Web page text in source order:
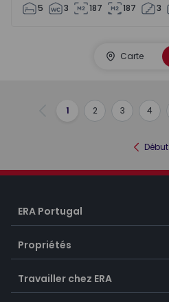
5 3 187 187 3
Carte
Précédent
1 2 3 4
Début
ERA Portugal
Propriétés
Travailler chez ERA